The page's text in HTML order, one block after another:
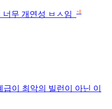
무 개연성 ㅂㅅ임 +8
이 최악의 빌런이 아닌 이